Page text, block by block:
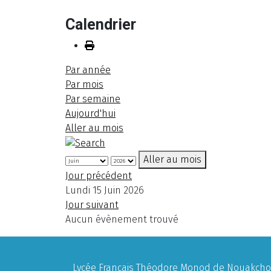
Calendrier
Par année
Par mois
Par semaine
Aujourd'hui
Aller au mois
Aller au mois
Jour précédent
Lundi 15 Juin 2026
Jour suivant
Aucun évènement trouvé
Lycée Français Théodore Monod de